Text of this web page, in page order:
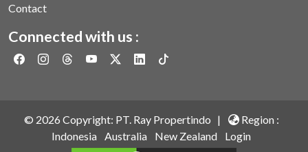
Contact
Connected with us :
© 2026 Copyright: PT. Ray Propertindo |
Region :
Indonesia
Australia New Zealand Login